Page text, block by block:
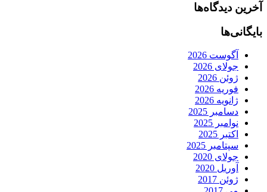
آخرین دیدگاه‌ها
بایگانی‌ها
آگوست 2026
جولای 2026
ژوئن 2026
فوریه 2026
ژانویه 2026
دسامبر 2025
نوامبر 2025
اکتبر 2025
سپتامبر 2025
جولای 2020
آوریل 2020
ژوئن 2017